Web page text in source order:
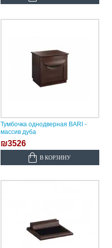
Тумбочка однодверная BARI -
массив дуба
₪3526
В КОРЗИНУ